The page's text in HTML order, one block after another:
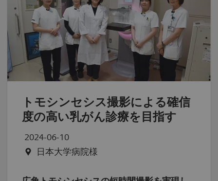
トモシンセシス撮影による確信
度の高い乳がん診療を目指す
2024-06-10
日本大学病院様